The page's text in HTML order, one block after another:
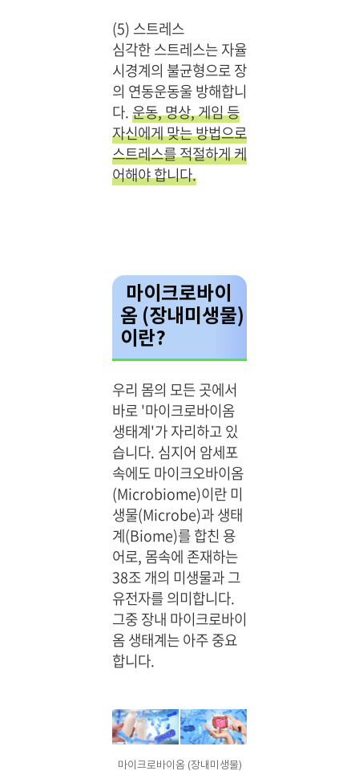
(5) 스트레스
심각한 스트레스는 자율
시경계의 불균형으로 장
의 연동운동울 방해합니
다.운동, 명상, 게임 등
자신에게 맞는 방법으로
스트레스를 적절하게 케
어해야 합니다.
마이크로바이
옴 (장내미생물)
이란?
우리 몸의 모든 곳에서
바로 '마이크로바이옴
생태계'가 자리하고 있
습니다. 심지어 암세포
속에도 마이크오바이옴
(Microbiome)이란 미
생물(Microbe)과 생태
계(Biome)를 합친 용
어로, 몸속에 존재하는
38조 개의 미생물과 그
유전자를 의미합니다.
그중 장내 마이크로바이
옴 생태계는 아주 중요
합니다.
마이크로바이옴 (장내미생물)